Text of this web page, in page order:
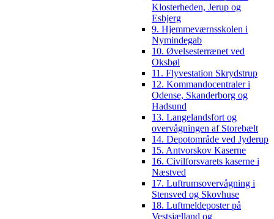
Klosterheden, Jerup og
Esbjerg
9. Hjemmeværnsskolen i
Nymindegab
10. Øvelsesterrænet ved
Oksbøl
11. Flyvestation Skrydstrup
12. Kommandocentraler i
Odense, Skanderborg og
Hadsund
13. Langelandsfort og
overvågningen af Storebælt
14. Depotområde ved Jyderup
15. Antvorskov Kaserne
16. Civilforsvarets kaserne i
Næstved
17. Luftrumsovervågning i
Stensved og Skovhuse
18. Luftmeldeposter på
Vestsjælland og